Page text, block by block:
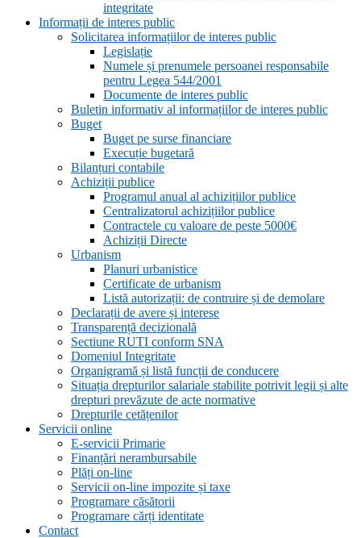
integritate
Informații de interes public
Solicitarea informațiilor de interes public
Legislație
Numele și prenumele persoanei responsabile
pentru Legea 544/2001
Documente de interes public
Buletin informativ al informațiilor de interes public
Buget
Buget pe surse financiare
Execuție bugetară
Bilanțuri contabile
Achiziții publice
Programul anual al achizițiilor publice
Centralizatorul achizițiilor publice
Contractele cu valoare de peste 5000€
Achiziții Directe
Urbanism
Planuri urbanistice
Certificate de urbanism
Listă autorizații: de contruire și de demolare
Declarații de avere și interese
Transparență decizională
Sectiune RUTI conform SNA
Domeniul Integritate
Organigramă și listă funcții de conducere
Situația drepturilor salariale stabilite potrivit legii și alte
drepturi prevăzute de acte normative
Drepturile cetățenilor
Servicii online
E-servicii Primarie
Finanțări nerambursabile
Plăți on-line
Servicii on-line impozite și taxe
Programare căsătorii
Programare cărți identitate
Contact